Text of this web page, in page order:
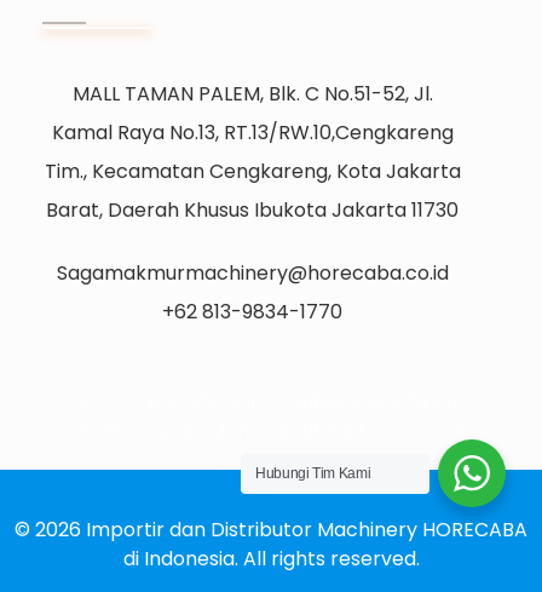
MALL TAMAN PALEM, Blk. C No.51-52, Jl.
Kamal Raya No.13, RT.13/RW.10,Cengkareng
Tim., Kecamatan Cengkareng, Kota Jakarta
Barat, Daerah Khusus Ibukota Jakarta 11730
Sagamakmurmachinery@horecaba.co.id
+62 813-9834-1770
© 2026 Importir dan Distributor Machinery HORECABA
di Indonesia. All rights reserved.
Hubungi Tim Kami